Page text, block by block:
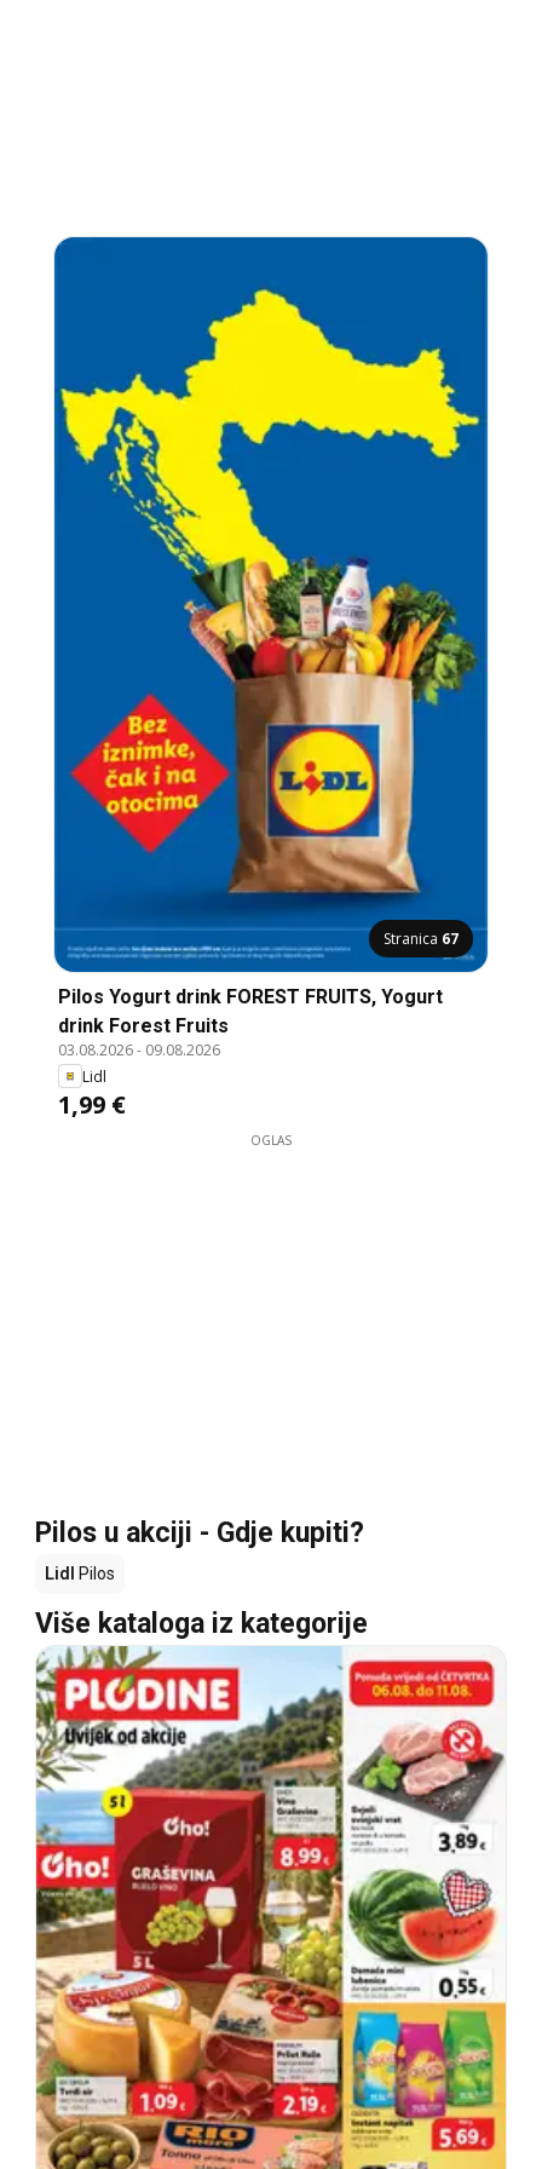
Stranica 67
Pilos Yogurt drink FOREST FRUITS, Yogurt
drink Forest Fruits
03.08.2026- 09.08.2026
Lidl
1,99 €
OGLAS
Pilos u akciji - Gdje kupiti?
Lidl Pilos
Više kataloga iz kategorije